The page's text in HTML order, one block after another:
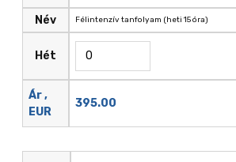
Név
Hét
Ár ,
EUR
Félintenzív tanfolyam (heti 15 óra)
395.00